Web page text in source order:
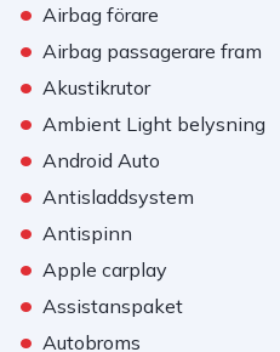
• Airbag förare
• Airbag passagerare fram
• Akustikrutor
• Ambient Light belysning
• Android Auto
• Antisladdsystem
• Antispinn
• Apple carplay
• Assistanspaket
• Autobroms